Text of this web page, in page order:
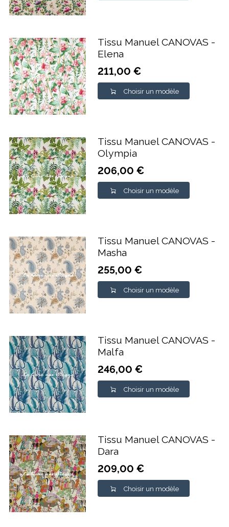
Tissu Manuel CANOVAS -
Elena
211,00 €
Choisir un modèle
Tissu Manuel CANOVAS -
Olympia
206,00 €
Choisir un modèle
Tissu Manuel CANOVAS -
Masha
255,00 €
Choisir un modèle
Tissu Manuel CANOVAS -
Malfa
246,00 €
Choisir un modèle
Tissu Manuel CANOVAS -
Dara
209,00 €
Choisir un modèle